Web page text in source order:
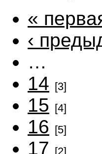
«
‹
…
14 [3]
15 [4]
16 [5]
17 [2]